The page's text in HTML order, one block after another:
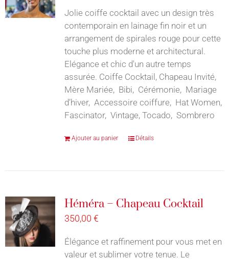
Jolie coiffe cocktail avec un design très
contemporain en lainage fin noir et un
arrangement de spirales rouge pour cette
touche plus moderne et architectural.
Elégance et chic d'un autre temps
assurée. Coiffe Cocktail, Chapeau Invité,
Mère Mariée, Bibi, Cérémonie, Mariage
d’hiver, Accessoire coiffure, Hat Women,
Fascinator, Vintage, Tocado, Sombrero
Ajouter au panier Détails
Héméra – Chapeau Cocktail
350,00 €
Élégance et raffinement pour vous met en
valeur et sublimer votre tenue. Le